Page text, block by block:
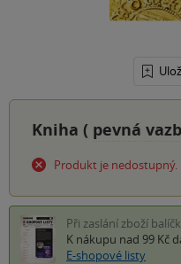
Kniha ( pevná
Produkt je nedostupný.
Při zaslání zboží
K nákupu nad 99 Kč
E-shopové listy